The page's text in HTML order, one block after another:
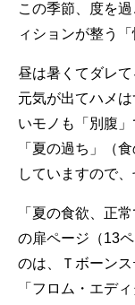
この季節、度を
ィションが整う
昼は暑くてダレ
元気が出てハメ
いモノも「別腹
「夏の過ち」（
していますので
「夏の食欲、正
の扉ページ（13
のは、Ｔボーンス
「フロム・エデ